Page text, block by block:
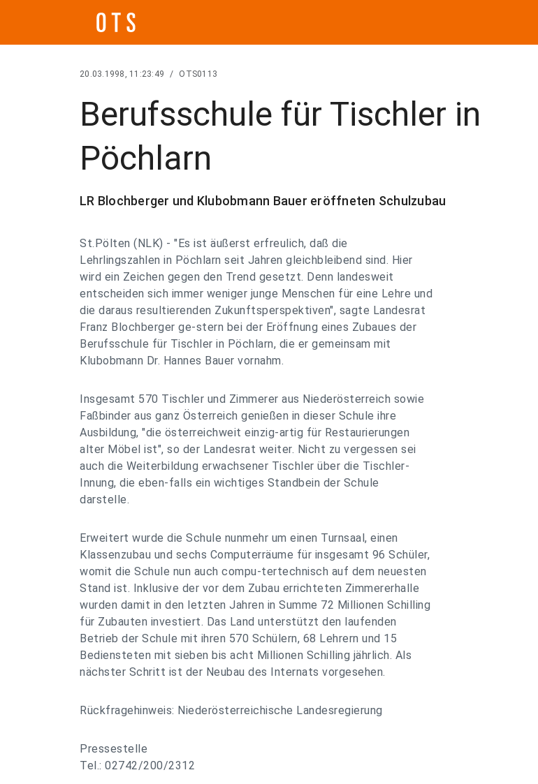
20.03.1998, 11:23:49 / OTS0113
Berufsschule für Tischler in
Pöchlarn
LR Blochberger und Klubobmann Bauer eröffneten Schulzubau
St.Pölten (NLK) - "Es ist äußerst erfreulich, daß die
Lehrlingszahlen in Pöchlarn seit Jahren gleichbleibend sind. Hier
wird ein Zeichen gegen den Trend gesetzt. Denn landesweit
entscheiden sich immer weniger junge Menschen für eine Lehre und
die daraus resultierenden Zukunftsperspektiven", sagte Landesrat
Franz Blochberger ge-stern bei der Eröffnung eines Zubaues der
Berufsschule für Tischler in Pöchlarn, die er gemeinsam mit
Klubobmann Dr. Hannes Bauer vornahm.
Insgesamt 570 Tischler und Zimmerer aus Niederösterreich sowie
Faßbinder aus ganz Österreich genießen in dieser Schule ihre
Ausbildung, "die österreichweit einzig-artig für Restaurierungen
alter Möbel ist", so der Landesrat weiter. Nicht zu vergessen sei
auch die Weiterbildung erwachsener Tischler über die Tischler-
Innung, die eben-falls ein wichtiges Standbein der Schule
darstelle.
Erweitert wurde die Schule nunmehr um einen Turnsaal, einen
Klassenzubau und sechs Computerräume für insgesamt 96 Schüler,
womit die Schule nun auch compu-tertechnisch auf dem neuesten
Stand ist. Inklusive der vor dem Zubau errichteten Zimmererhalle
wurden damit in den letzten Jahren in Summe 72 Millionen Schilling
für Zubauten investiert. Das Land unterstützt den laufenden
Betrieb der Schule mit ihren 570 Schülern, 68 Lehrern und 15
Bediensteten mit sieben bis acht Millionen Schilling jährlich. Als
nächster Schritt ist der Neubau des Internats vorgesehen.
Rückfragehinweis: Niederösterreichische Landesregierung
Pressestelle
Tel.: 02742/200/2312